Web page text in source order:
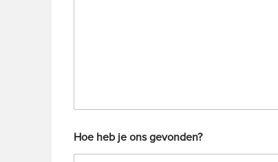
Hoe heb je ons gevonden?